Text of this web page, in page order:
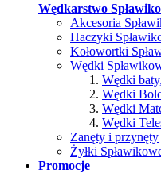
Wędkarstwo
Akcesoria
Haczyki
Kołowortki
Wędki
Wędki
Wędki
Wędki
Wędki
Zanęty i przynęty
Żyłki
Promocje